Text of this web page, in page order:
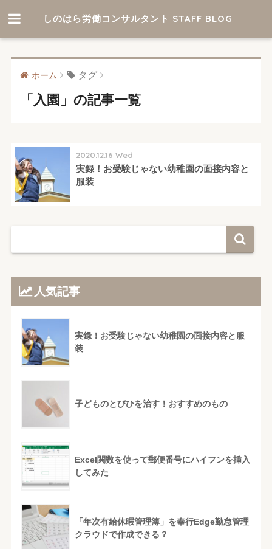
しのはら労働コンサルタント STAFF BLOG
ホーム タグ
「入園」の記事一覧
2020.12.16 Wed
実録！お受験じゃない幼稚園の面接内容と
服装
人気記事
実録！お受験じゃない幼稚園の面接内容と服
装
子どものとびひを治す！おすすめのもの
Excel関数を使って郵便番号にハイフンを挿入
してみた
「年次有給休暇管理簿」を奉行Edge勤怠管理
クラウドで作成できる？